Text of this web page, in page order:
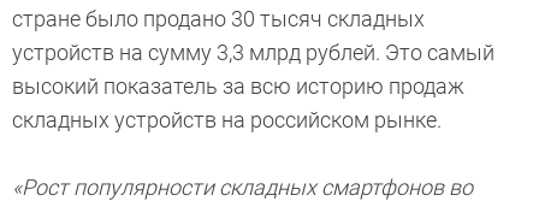
стране было продано 30 тысяч складных
устройств на сумму 3,3 млрд рублей. Это самый
высокий показатель за всю историю продаж
складных устройств на российском рынке.
«Рост популярности складных смартфонов во